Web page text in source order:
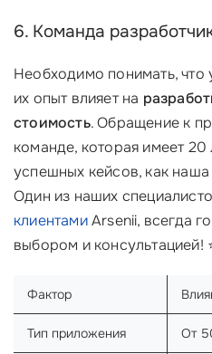
6. Команда
Необходимо понимать, что
их опыт влияет на
стоимость. Обращение к
команде, которая имеет
успешных кейсов, как наша
Один из наших
клиентамиArsenii, всегда
выбором и консультацией!
Фактор
Тип приложения От